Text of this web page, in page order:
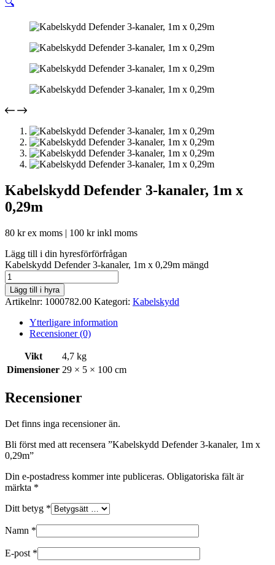
🔍
Kabelskydd Defender 3-kanaler, 1m x
0,29m
80 krex moms | 100 krinkl moms
Lägg till i din hyresförförfrågan
Kabelskydd Defender 3-kanaler, 1m x 0,29m mängd
Lägg till i hyra
Artikelnr: 1000782.00 Kategori: Kabelskydd
Ytterligare information
Recensioner (0)
Vikt
4,7 kg
Dimensioner 29 × 5 × 100 cm
Recensioner
Det finns inga recensioner än.
Bli först med att recensera ”Kabelskydd Defender 3-kanaler, 1m x
0,29m”
Din e-postadress kommer inte publiceras. Obligatoriska fält är
märkta *
Ditt betyg *
Namn *
E-post *